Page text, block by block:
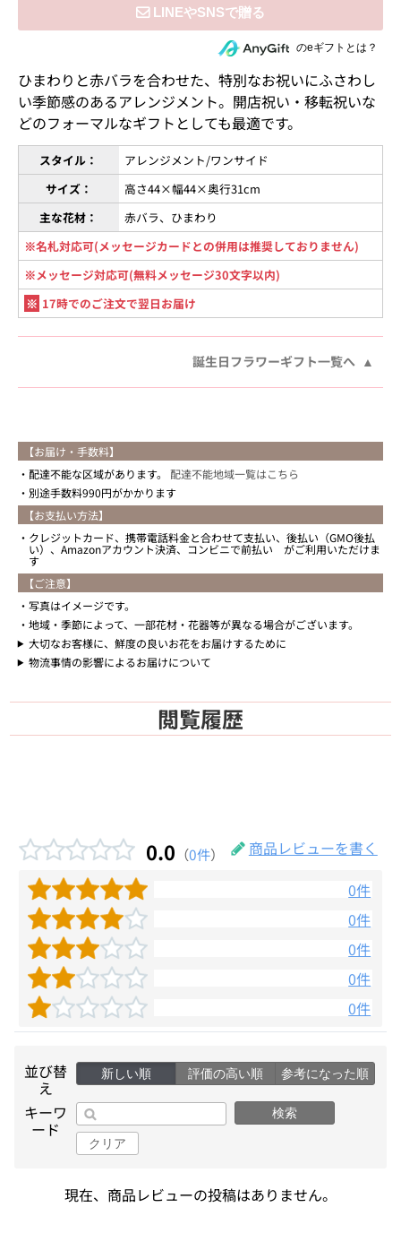
住所を知らない相手にeギフトで贈るのeギフトとは？
ひまわりと赤バラを合わせた、特別なお祝いにふさわし
い季節感のあるアレンジメント。開店祝い・移転祝いな
どのフォーマルなギフトとしても最適です。
スタイル：
アレンジメント/ワンサイド
サイズ：
高さ44×幅44×奥行31cm
主な花材：
赤バラ、ひまわり
※名札対応可(メッセージカードとの併用は推奨しておりません)
※メッセージ対応可(無料メッセージ30文字以内)
※ 17時でのご注文で翌日お届け
誕生日フラワーギフト一覧へ
【お届け・手数料】
配達不能な区域があります。 配達不能地域一覧はこちら
別途手数料990円がかかります
【お支払い方法】
クレジットカード、携帯電話料金と合わせて支払い、後払い（GMO後払
い）、Amazonアカウント決済、コンビニで前払い がご利用いただけま
す
【ご注意】
写真はイメージです。
地域・季節によって、一部花材・花器等が異なる場合がございます。
大切なお客様に、鮮度の良いお花をお届けするために
物流事情の影響によるお届けについて
閲覧履歴
0.0 （0件）
商品レビューを書く
0件
0件
0件
0件
0件
並び替
え
新しい順 評価の高い順 参考になった順
キーワ
ード
検索
クリア
現在、商品レビューの投稿はありません。